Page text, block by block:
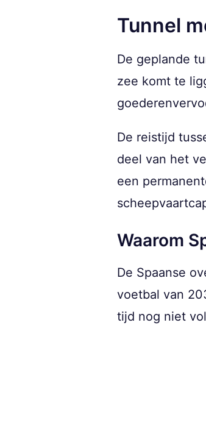
Tunnel
De geplande
zee komt te
De reistijd
deel van het
een
Waarom
De Spaanse
voetbal van
tijd nog niet